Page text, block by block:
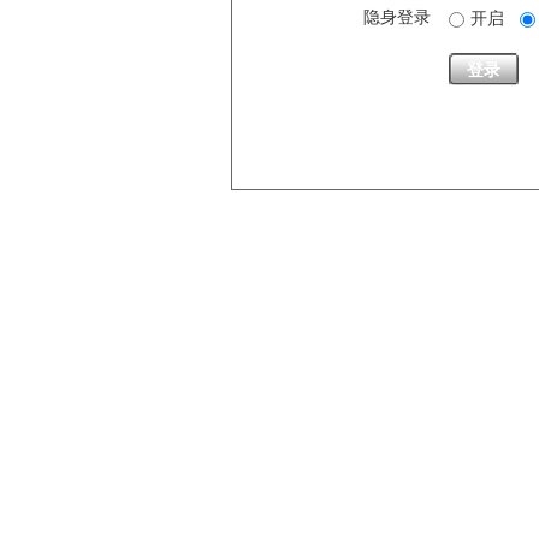
隐身登录 开启
登录